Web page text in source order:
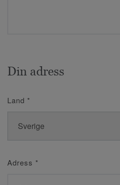
Din adress
Land *
Adress *